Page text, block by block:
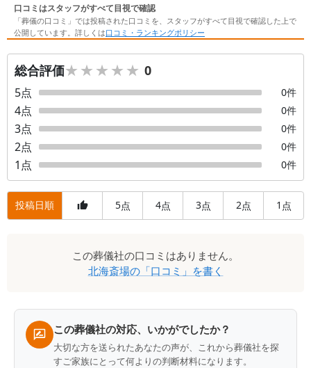
口コミはスタッフがすべて目視で確認
「葬儀の口コミ」では投稿された口コミを、スタッフがすべて目視で確認した上で
公開しています。詳しくは口コミ・ランキングポリシー
総合評価★★★★★
★★★★★ 0
5点 0件
4点 0件
3点 0件
2点 0件
1 点 0件
投稿日順 5点 4点 3点 2点 1 点
この葬儀社の口コミはありません。
北海斎場の「口コミ」を書く
この葬儀社の対応、いかがでしたか？
大切な方を送られたあなたの声が、これから葬儀社を探
すご家族にとって何よりの判断材料になります。